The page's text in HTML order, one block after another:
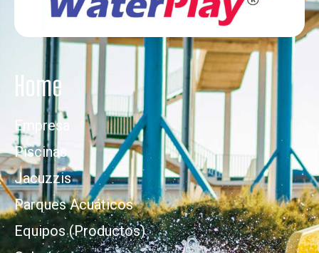
Home
Empresa
Piscinas
Jacuzzis
Parques Acuáticos
Equipos (Productos)